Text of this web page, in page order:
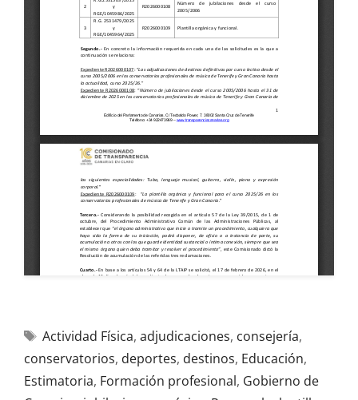
Actividad Física, adjudicaciones, consejería,
conservatorios, deportes, destinos, Educación,
Estimatoria, Formación profesional, Gobierno de